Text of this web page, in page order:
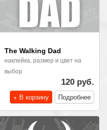
The Walking Dad
наклейка, размер и цвет на
выбор
120 руб.
+ В корзину
Подробнее